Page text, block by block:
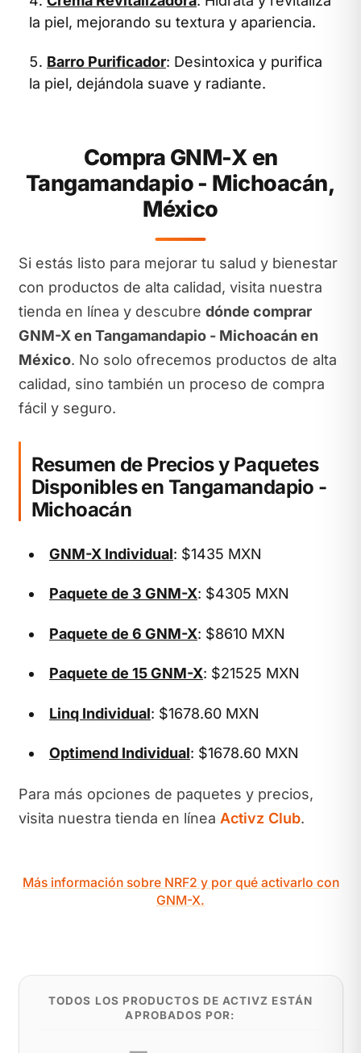
la piel, mejorando su textura y apariencia.
Barro Purificador: Desintoxica y purifica
la piel, dejándola suave y radiante.
Compra GNM-X en
Tangamandapio - Michoacán,
México
Si estás listo para mejorar tu salud y bienestar
con productos de alta calidad, visita nuestra
tienda en línea y descubre dónde comprar
GNM-X en Tangamandapio - Michoacán en
México. No solo ofrecemos productos de alta
calidad, sino también un proceso de compra
fácil y seguro.
Resumen de Precios y Paquetes
Disponibles en Tangamandapio -
Michoacán
GNM-X Individual: $1435 MXN
Paquete de 3 GNM-X: $4305 MXN
Paquete de 6 GNM-X: $8610 MXN
Paquete de 15 GNM-X: $21525 MXN
Linq Individual: $1678.60 MXN
Optimend Individual: $1678.60 MXN
Para más opciones de paquetes y precios,
visita nuestra tienda en línea Activz Club.
Más información sobre NRF2 y por qué activarlo con
GNM-X.
TODOS LOS PRODUCTOS DE ACTIVZ ESTÁN
APROBADOS POR: